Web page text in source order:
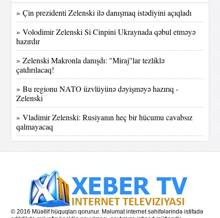
» Çin prezidenti Zelenski ilə danışmaq istədiyini açıqladı
» Volodimir Zelenski Si Cinpini Ukraynada qəbul etməyə
hazırdır
» Zelenski Makronla danışdı: "Miraj"lar tezliklə
çatdırılacaq!
» Bu regionu NATO üzvlüyünə dəyişməyə hazırıq -
Zelenski
» Vladimir Zelenski: Rusiyanın heç bir hücumu cavabsız
qalmayacaq
© 2016 Müəllif hüquqları qorunur. Məlumat internet səhifələrində istifadə